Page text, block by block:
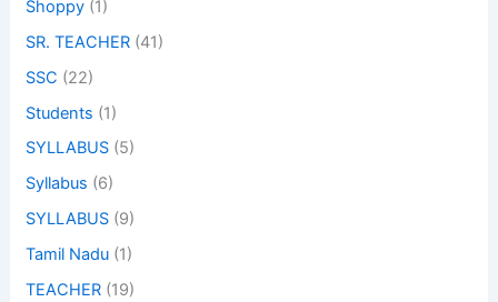
Shoppy (1)
SR. TEACHER (41)
SSC (22)
Students (1)
SYLLABUS (5)
Syllabus (6)
SYLLABUS (9)
Tamil Nadu (1)
TEACHER (19)